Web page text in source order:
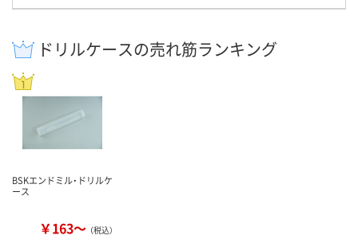
ドリルケースの売れ筋ランキング
BSKエンドミル・ドリルケ
ース
￥163～ （税込）